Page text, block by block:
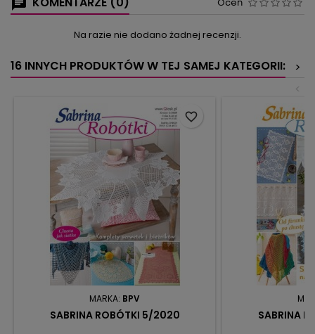
Na razie nie dodano żadnej recenzji.
16 INNYCH PRODUKTÓW W TEJ SAMEJ KATEGORII:
>
<
MARKA: BPV
SABRINA ROBÓTKI 5/2020
favorite_border
SABRINA